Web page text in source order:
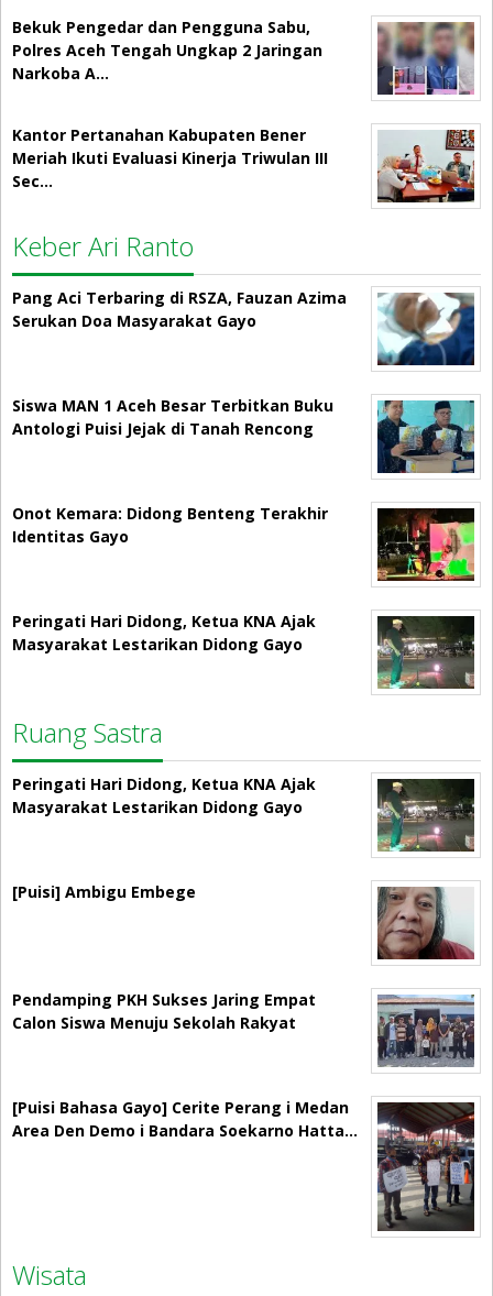
Bekuk Pengedar dan Pengguna Sabu,
Polres Aceh Tengah Ungkap 2 Jaringan
Narkoba A…
Kantor Pertanahan Kabupaten Bener
Meriah Ikuti Evaluasi Kinerja Triwulan III
Sec…
Keber Ari Ranto
Pang Aci Terbaring di RSZA, Fauzan Azima
Serukan Doa Masyarakat Gayo
Siswa MAN 1 Aceh Besar Terbitkan Buku
Antologi Puisi Jejak di Tanah Rencong
Onot Kemara: Didong Benteng Terakhir
Identitas Gayo
Peringati Hari Didong, Ketua KNA Ajak
Masyarakat Lestarikan Didong Gayo
Ruang Sastra
Peringati Hari Didong, Ketua KNA Ajak
Masyarakat Lestarikan Didong Gayo
[Puisi] Ambigu Embege
Pendamping PKH Sukses Jaring Empat
Calon Siswa Menuju Sekolah Rakyat
[Puisi Bahasa Gayo] Cerite Perang i Medan
Area Den Demo i Bandara Soekarno Hatta…
Wisata